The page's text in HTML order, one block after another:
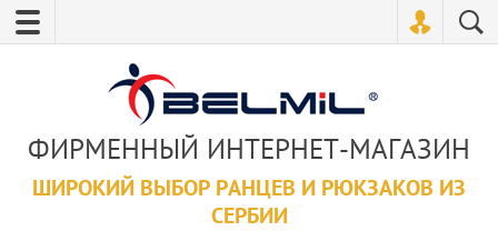
ФИРМЕННЫЙ ИНТЕРНЕТ-МАГАЗИН
ШИРОКИЙ ВЫБОР РАНЦЕВ И РЮКЗАКОВ ИЗ
СЕРБИИ